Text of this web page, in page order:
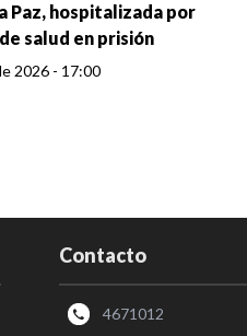
Paz, hospitalizada por
salud en prisión
2026 - 17:00
Contacto
4671012